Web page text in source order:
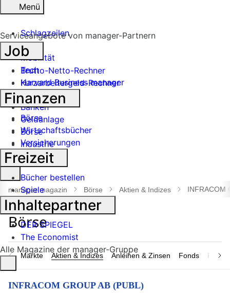
Menü
Schlagzeilen
Mobilität
Tech
Harvard Business manager
Handel
Banken
Geldanlage
Börse
Industrie
Suche
öffnen
manager magazin Börse Aktien & Indizes INFRACOM
Märkte Aktien & Indizes Anleihen & Zinsen Fonds
INFRACOM GROUP AB (PUBL)
Serviceangebote von manager-Partnern
Job
Brutto-Netto-Rechner
Kurzarbeitergeld-Rechner
Finanzen
Börse
Wirtschaftsbücher
Versicherungen
Freizeit
Bücher bestellen
Spiele
Inhaltepartner
DER SPIEGEL
The Economist
Alle Magazine der manager-Gruppe